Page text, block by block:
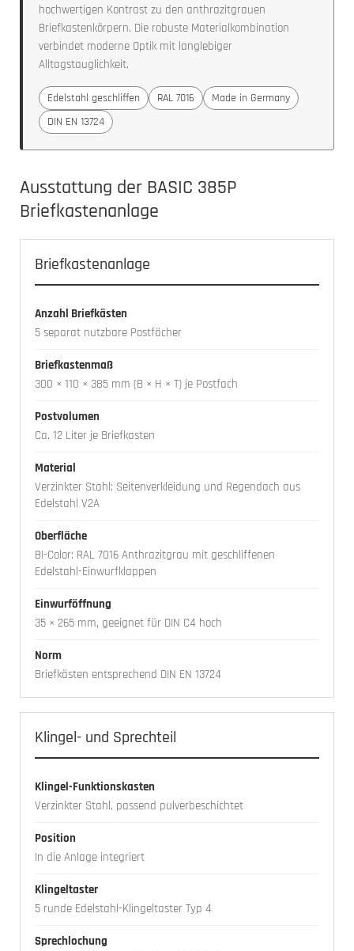
hochwertigen Kontrast zu den anthrazitgrauen
Briefkastenkörpern. Die robuste Materialkombination
verbindet moderne Optik mit langlebiger
Alltagstauglichkeit.
Edelstahl geschliffen RAL 7016
Made in Germany
DIN EN 13724
Ausstattung der BASIC 385P
Briefkastenanlage
Briefkastenanlage
Anzahl Briefkästen
5 separat nutzbare Postfächer
Briefkastenmaß
300 × 110 × 385 mm (B × H × T) je Postfach
Postvolumen
Ca. 12 Liter je Briefkasten
Material
Verzinkter Stahl; Seitenverkleidung und Regendach aus
Edelstahl V2A
Oberfläche
BI-Color: RAL 7016 Anthrazitgrau mit geschliffenen
Edelstahl-Einwurfklappen
Einwurföffnung
35 × 265 mm, geeignet für DIN C4 hoch
Norm
Briefkästen entsprechend DIN EN 13724
Klingel- und Sprechteil
Klingel-Funktionskasten
Verzinkter Stahl, passend pulverbeschichtet
Position
In die Anlage integriert
Klingeltaster
5 runde Edelstahl-Klingeltaster Typ 4
Sprechlochung